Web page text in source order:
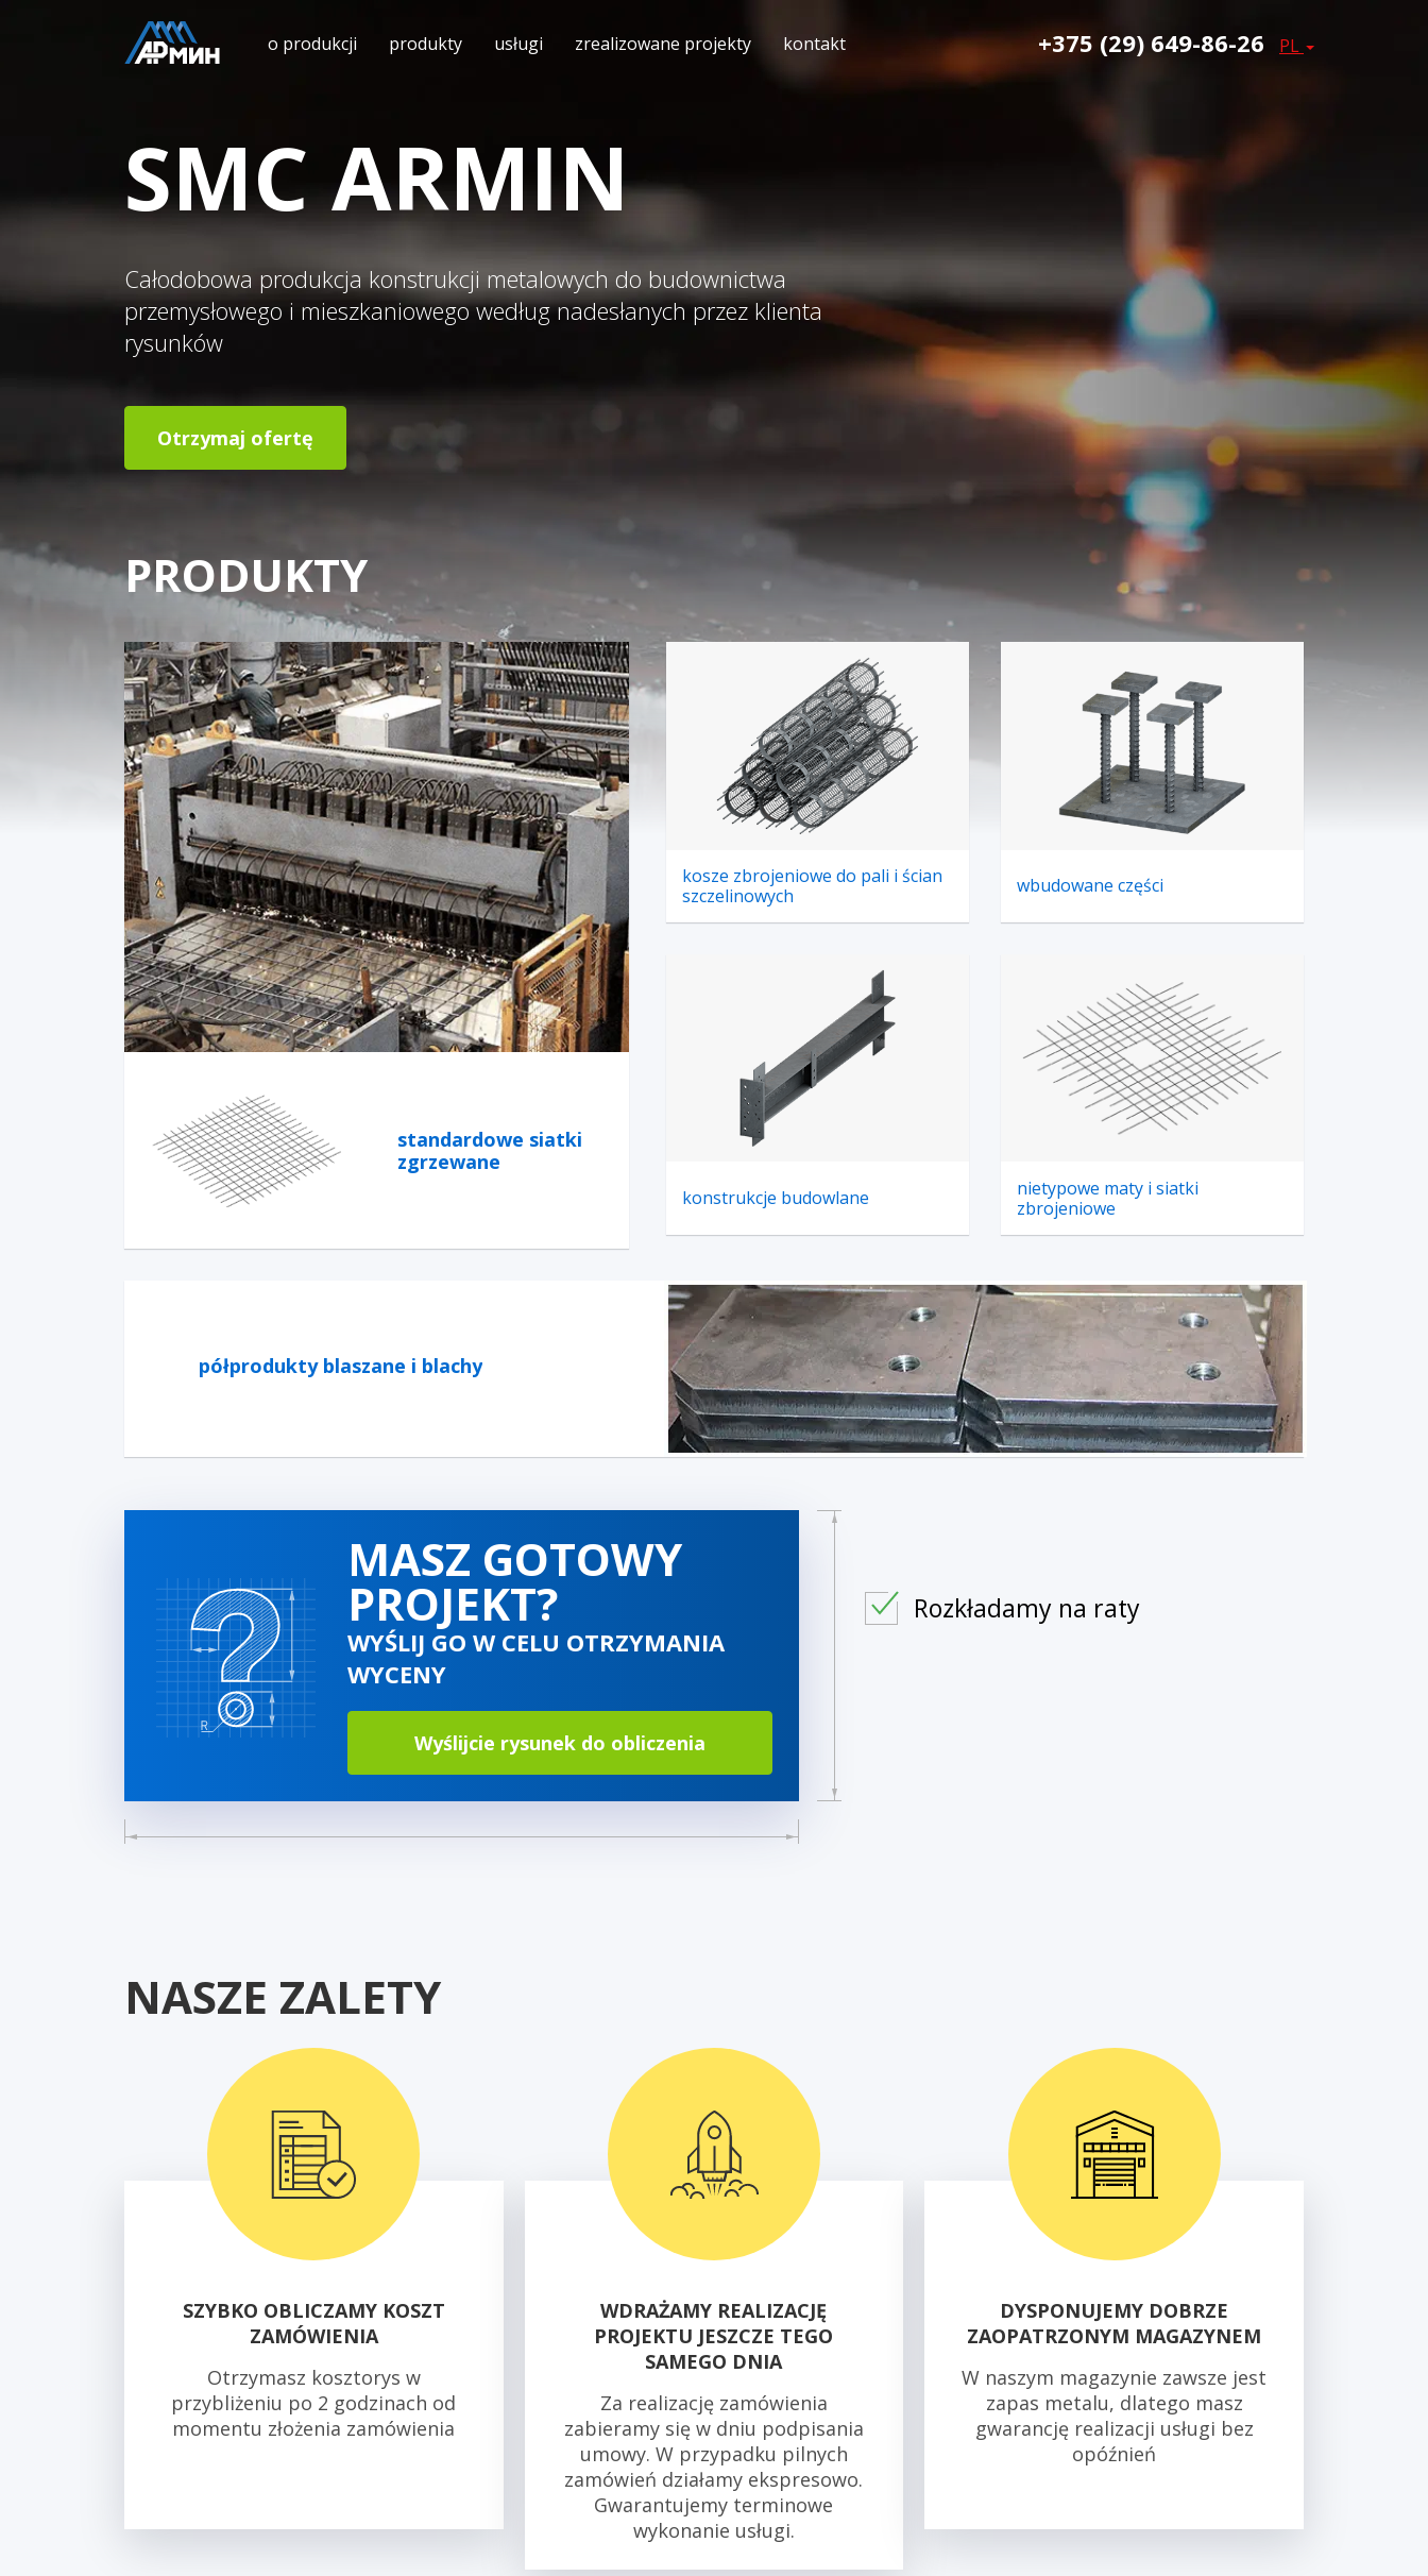
o produkcji produkty usługi zrealizowane projekty kontakt +375 (29) 649-86-26 PL
SMC ARMIN
Całodobowa produkcja konstrukcji metalowych do budownictwa
przemysłowego i mieszkaniowego według nadesłanych przez klienta
rysunków
Otrzymaj ofertę
PRODUKTY
standardowe siatki
zgrzewane
kosze zbrojeniowe do pali i ścian
szczelinowych
wbudowane części
konstrukcje budowlane
nietypowe maty i siatki
zbrojeniowe
półprodukty blaszane i blachy
MASZ GOTOWY
PROJEKT?
WYŚLIJ GO W CELU OTRZYMANIA
WYCENY
Wyślijcie rysunek do obliczenia
Rozkładamy na raty
NASZE ZALETY
SZYBKO OBLICZAMY KOSZT
ZAMÓWIENIA
Otrzymasz kosztorys w
przybliżeniu po 2 godzinach od
momentu złożenia zamówienia
WDRAŻAMY REALIZACJĘ
PROJEKTU JESZCZE TEGO
SAMEGO DNIA
Za realizację zamówienia
zabieramy się w dniu podpisania
umowy. W przypadku pilnych
zamówień działamy ekspresowo.
Gwarantujemy terminowe
wykonanie usługi.
DYSPONUJEMY DOBRZE
ZAOPATRZONYM MAGAZYNEM
W naszym magazynie zawsze jest
zapas metalu, dlatego masz
gwarancję realizacji usługi bez
opóźnień